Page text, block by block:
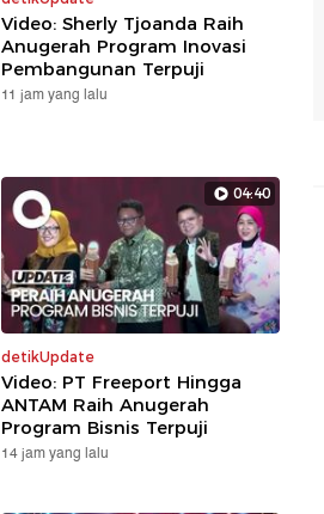
Video: Sherly Tjoanda Raih
Anugerah Program Inovasi
Pembangunan Terpuji
11 jam yang lalu
04:40
detikUpdate
Video: PT Freeport Hingga
ANTAM Raih Anugerah
Program Bisnis Terpuji
14 jam yang lalu